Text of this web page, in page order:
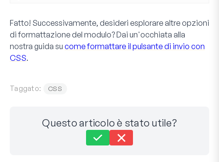
Fatto! Successivamente, desideri esplorare altre opzioni
di formattazione del modulo? Dai un'occhiata alla
nostra guida su come formattare il pulsante di invio con
CSS.
Taggato: CSS
Questo articolo è stato utile?